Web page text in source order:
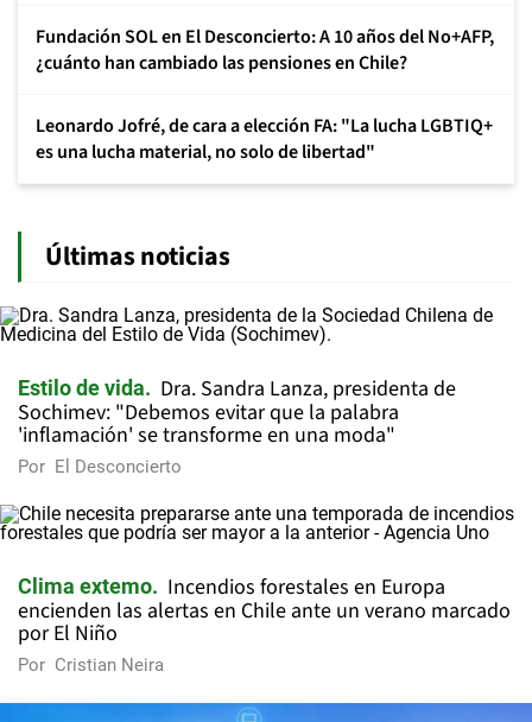
Fundación SOL en El Desconcierto: A 10 años del No+AFP,
¿cuánto han cambiado las pensiones en Chile?
Leonardo Jofré, de cara a elección FA: "La lucha LGBTIQ+
es una lucha material, no solo de libertad"
Últimas noticias
Estilo de vida
Dra. Sandra Lanza, presidenta de
Sochimev: "Debemos evitar que la palabra
'inflamación' se transforme en una moda"
Por El Desconcierto
Clima extemo
Incendios forestales en Europa
encienden las alertas en Chile ante un verano marcado
por El Niño
Por Cristian Neira